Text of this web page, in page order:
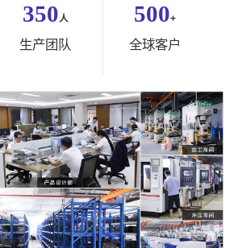
350 人
生产团队
500+
全球客户
21000㎡
温州2家+杭州1
家生产工厂